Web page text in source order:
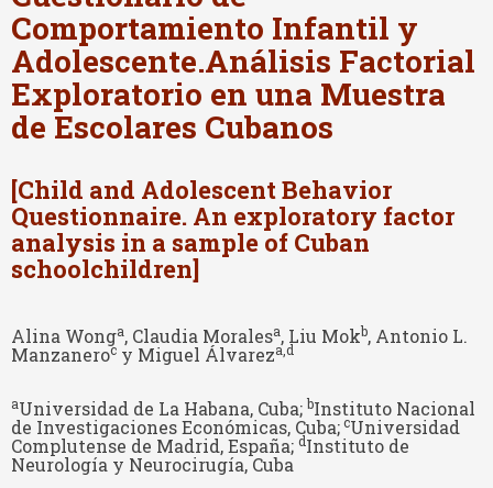
Comportamiento Infantil y
Adolescente.Análisis Factorial
Exploratorio en una Muestra
de Escolares Cubanos
[Child and Adolescent Behavior
Questionnaire. An exploratory factor
analysis in a sample of Cuban
schoolchildren]
Alina Wonga, Claudia Moralesa, Liu Mokb, Antonio L.
Manzaneroc y Miguel Álvareza,d
aUniversidad de La Habana, Cuba; bInstituto Nacional
de Investigaciones Económicas, Cuba;cUniversidad
Complutense de Madrid, España; dInstituto de
Neurología y Neurocirugía, Cuba